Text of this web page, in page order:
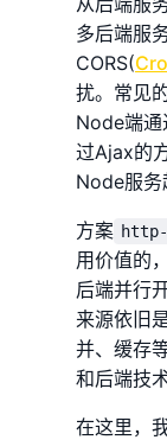
多后端服
CORS(
扰。常见
Node端通
过Ajax的
Node服务
方案
用价值的
后端并行
来源依旧
并、缓存
和后端技
在这里，